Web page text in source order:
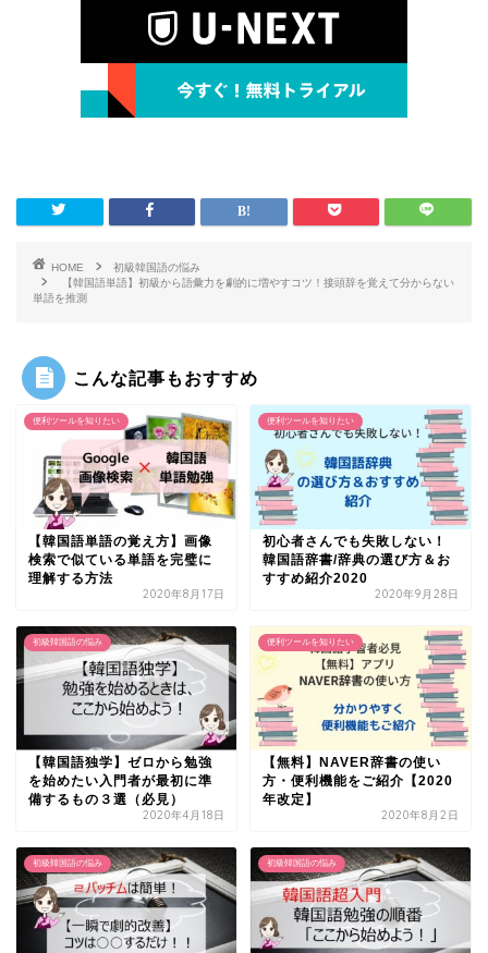
HOME
初級韓国語の悩み
【韓国語単語】初級から語彙力を劇的に増やすコツ！接頭辞を覚えて分からない
単語を推測
こんな記事もおすすめ
便利ツールを知りたい
【韓国語単語の覚え方】画像
検索で似ている単語を完璧に
理解する方法
2020年8月17日
便利ツールを知りたい
初心者さんでも失敗しない！
韓国語辞書/辞典の選び方＆お
すすめ紹介2020
2020年9月28日
初級韓国語の悩み
【韓国語独学】ゼロから勉強
を始めたい入門者が最初に準
備するもの３選（必見）
2020年4月18日
便利ツールを知りたい
【無料】NAVER辞書の使い
方・便利機能をご紹介【2020
年改定】
2020年8月2日
初級韓国語の悩み 初級韓国語の悩み